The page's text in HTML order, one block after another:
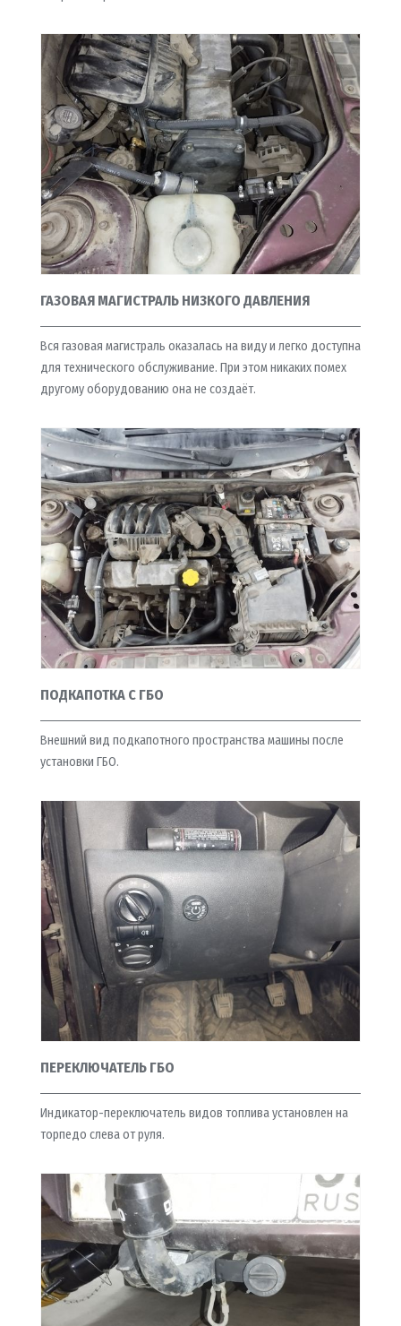
ГАЗОВАЯ МАГИСТРАЛЬ НИЗКОГО ДАВЛЕНИЯ
Вся газовая магистраль оказалась на виду и легко доступна
для технического обслуживание. При этом никаких помех
другому оборудованию она не создаёт.
ПОДКАПОТКА С ГБО
Внешний вид подкапотного пространства машины после
установки ГБО.
ПЕРЕКЛЮЧАТЕЛЬ ГБО
Индикатор-переключатель видов топлива установлен на
торпедо слева от руля.